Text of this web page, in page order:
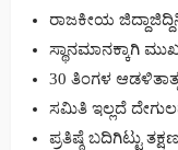
ರಾಜಕೀಯ
ಸ್ಥಾನಮಾನಕ್ಕಾಗಿ
30 ತಿಂಗಳ
ಸಮಿತಿ ಇಲ್ಲದೆ
ಪ್ರತಿಷ್ಠೆ ಬದಿಗಿಟ್ಟು